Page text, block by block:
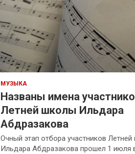
МУЗЫКА
Названы имена
Летней школы Ильдара
Абдразакова
Очный этап отбора участников
Ильдара Абдразакова прошел 1 июля